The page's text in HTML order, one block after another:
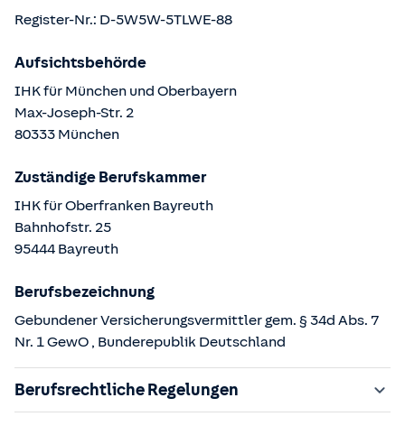
Register-Nr.: D-5W5W-5TLWE-88
Aufsichtsbehörde
IHK für München und Oberbayern
Max-Joseph-Str. 2
80333 München
Zuständige Berufskammer
IHK für Oberfranken Bayreuth
Bahnhofstr. 25
95444 Bayreuth
Berufsbezeichnung
Gebundener Versicherungsvermittler gem. § 34d Abs. 7
Nr. 1 GewO , Bunderepublik Deutschland
Berufsrechtliche Regelungen